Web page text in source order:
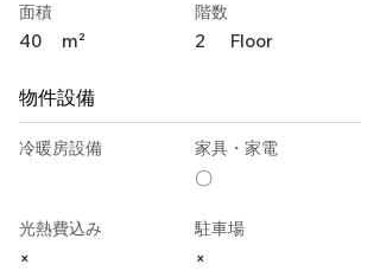
面積
40 m²
階数
2 Floor
物件設備
冷暖房設備 家具・家電
〇
光熱費込み
×
駐車場
×